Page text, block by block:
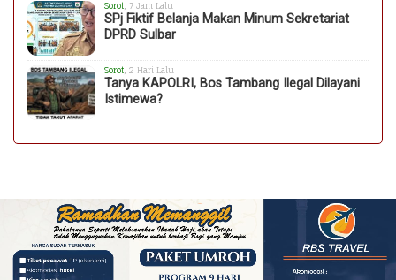
Sorot, 7 Jam Lalu
SPj Fiktif Belanja Makan Minum Sekretariat
DPRD Sulbar
Sorot , 2 Hari Lalu
Tanya KAPOLRI, Bos Tambang Ilegal Dilayani
Istimewa?